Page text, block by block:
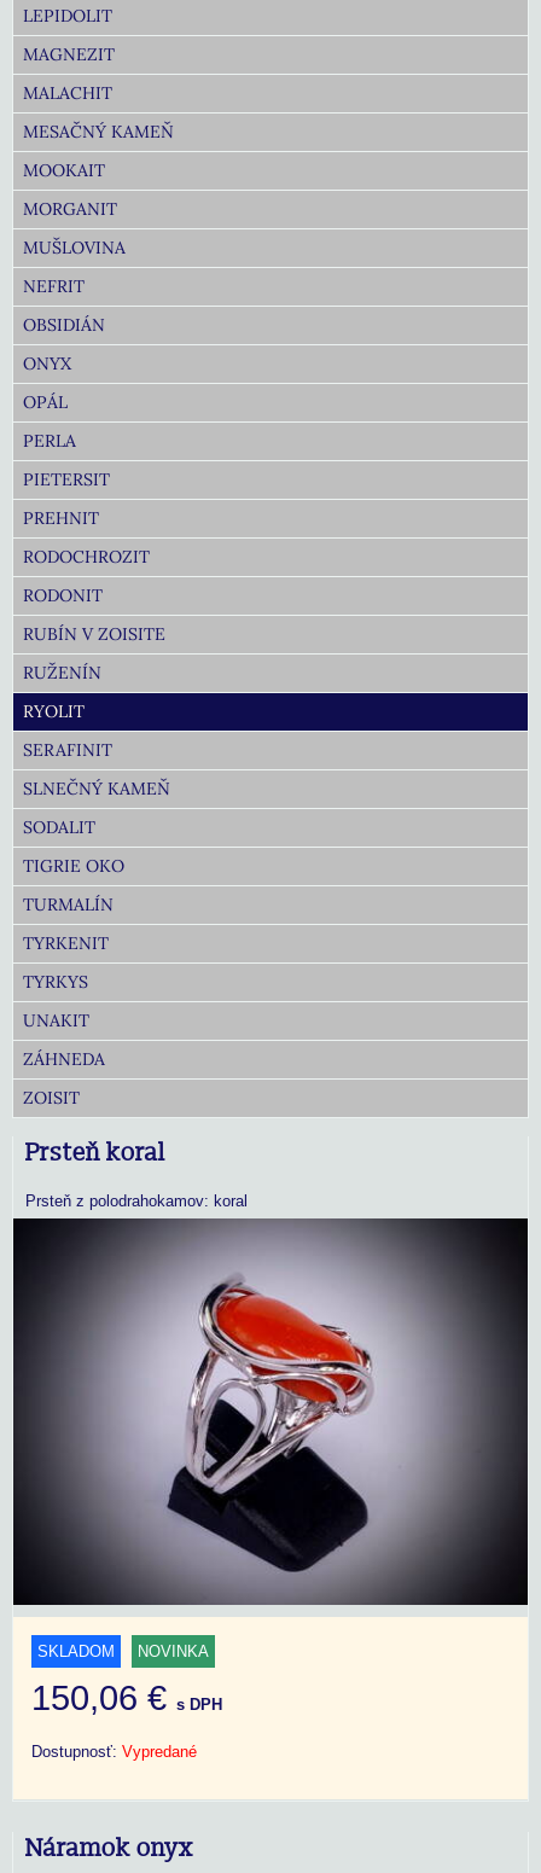
LEPIDOLIT
MAGNEZIT
MALACHIT
MESAČNÝ KAMEŇ
MOOKAIT
MORGANIT
MUŠLOVINA
NEFRIT
OBSIDIÁN
ONYX
OPÁL
PERLA
PIETERSIT
PREHNIT
RODOCHROZIT
RODONIT
RUBÍN V ZOISITE
RUŽENÍN
RYOLIT
SERAFINIT
SLNEČNÝ KAMEŇ
SODALIT
TIGRIE OKO
TURMALÍN
TYRKENIT
TYRKYS
UNAKIT
ZÁHNEDA
ZOISIT
Prsteň koral
Prsteň z polodrahokamov: koral
SKLADOM NOVINKA
150,06 € s DPH
Dostupnosť: Vypredané
Náramok onyx